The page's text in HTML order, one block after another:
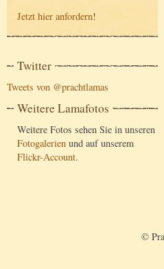
Jetzt hier anfordern!
Twitter
Tweets von @prachtlamas
Weitere Lamafotos
Weitere Fotos sehen Sie in unseren
Fotogalerien und auf unserem
Flickr-Account.
©